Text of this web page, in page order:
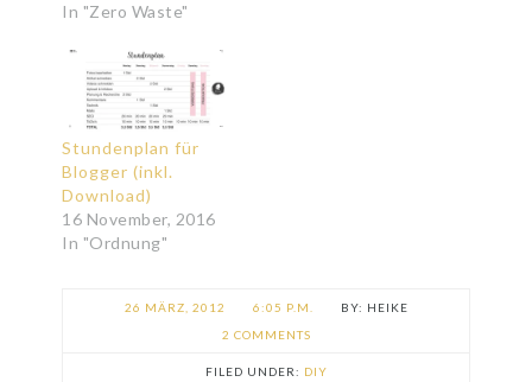
In "Zero Waste"
Stundenplan für
Blogger (inkl.
Download)
16 November, 2016
In "Ordnung"
26 MÄRZ, 2012 6:05 P.M.
HEIKE
2 COMMENTS
FILED UNDER: DIY